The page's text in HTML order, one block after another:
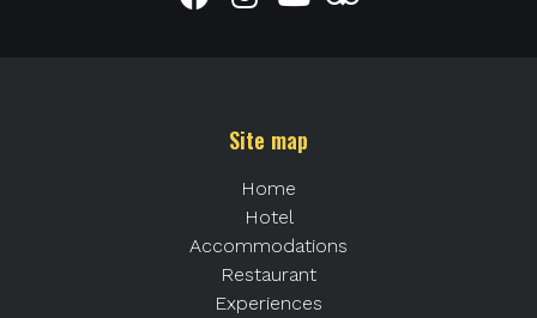
Site map
Home
Hotel
Accommodations
Restaurant
Experiences